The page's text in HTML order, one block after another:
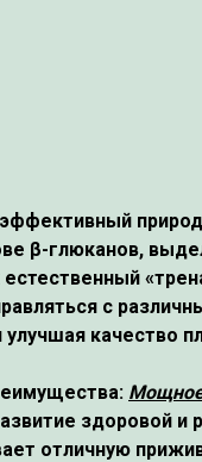
β-глюканов,
с
качество
: Мощное
здоровой и
отличную